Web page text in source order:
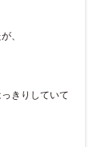
、
きりしていて